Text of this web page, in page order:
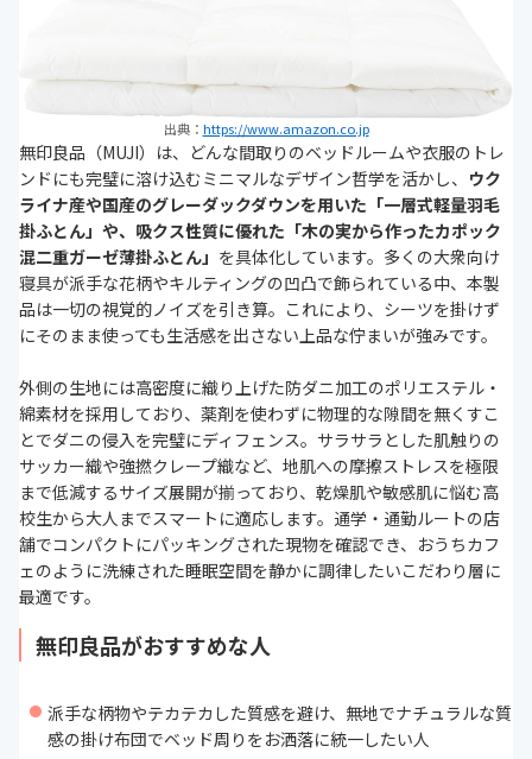
出典： https://www.amazon.co.jp
無印良品（MUJI）は、どんな間取りのベッドルームや衣服のトレ
ンドにも完璧に溶け込むミニマルなデザイン哲学を活かし、 ウク
ライナ産や国産のグレーダックダウンを用いた「一層式軽量羽毛
掛ふとん」や、吸クス性質に優れた「木の実から作ったカポック
混二重ガーゼ薄掛ふとん」 を具体化しています。多くの大衆向け
寝具が派手な花柄やキルティングの凹凸で飾られている中、本製
品は一切の視覚的ノイズを引き算。これにより、シーツを掛けず
にそのまま使っても生活感を出さない上品な佇まいが強みです。
外側の生地には高密度に織り上げた防ダニ加工のポリエステル・
綿素材を採用しており、薬剤を使わずに物理的な隙間を無くすこ
とでダニの侵入を完璧にディフェンス。サラサラとした肌触りの
サッカー織や強撚クレープ織など、地肌への摩擦ストレスを極限
まで低減するサイズ展開が揃っており、乾燥肌や敏感肌に悩む高
校生から大人までスマートに適応します。通学・通勤ルートの店
舗でコンパクトにパッキングされた現物を確認でき、おうちカフ
ェのように洗練された睡眠空間を静かに調律したいこだわり層に
最適です。
無印良品がおすすめな人
派手な柄物やテカテカした質感を避け、無地でナチュラルな質
感の掛け布団でベッド周りをお洒落に統一したい人